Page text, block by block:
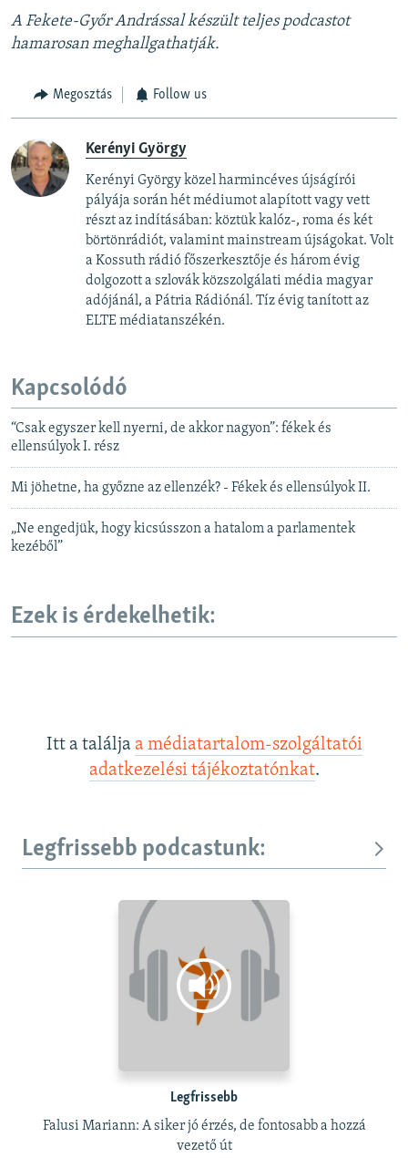
A Fekete-Győr Andrással készült teljes podcastot
hamarosan meghallgathatják.
Megosztás Follow us
Kerényi György
Kerényi György közel harmincéves újságírói
pályája során hét médiumot alapított vagy vett
részt az indításában: köztük kalóz-, roma és két
börtönrádiót, valamint mainstream újságokat. Volt
a Kossuth rádió főszerkesztője és három évig
dolgozott a szlovák közszolgálati média magyar
adójánál, a Pátria Rádiónál. Tíz évig tanított az
ELTE médiatanszékén.
Kapcsolódó
“Csak egyszer kell nyerni, de akkor nagyon”: fékek és
ellensúlyok I. rész
Mi jöhetne, ha győzne az ellenzék? - Fékek és ellensúlyok II.
„Ne engedjük, hogy kicsússzon a hatalom a parlamentek
kezéből”
Ezek is érdekelhetik:
Itt a találja a médiatartalom-szolgáltatói
adatkezelési tájékoztatónkat.
Legfrissebb podcastunk:
Legfrissebb
Falusi Mariann: A siker jó érzés, de fontosabb a hozzá
vezető út